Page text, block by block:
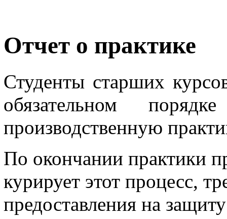
Отчет о практике
Студенты старших
обязательном
производственную
По окончании практики
курирует этот процесс,
предоставления на